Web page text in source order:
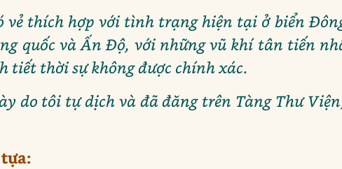
vẻ thích hợp với tình trạng hiện tại ở biển
quốc và Ấn Độ, với những vũ khí tân tiến
tiết thời sự không được chính xác.
do tôi tự dịch và đã đăng trên Tàng Thư